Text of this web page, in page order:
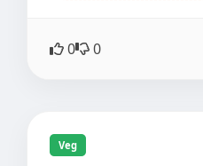
0 0
Veg